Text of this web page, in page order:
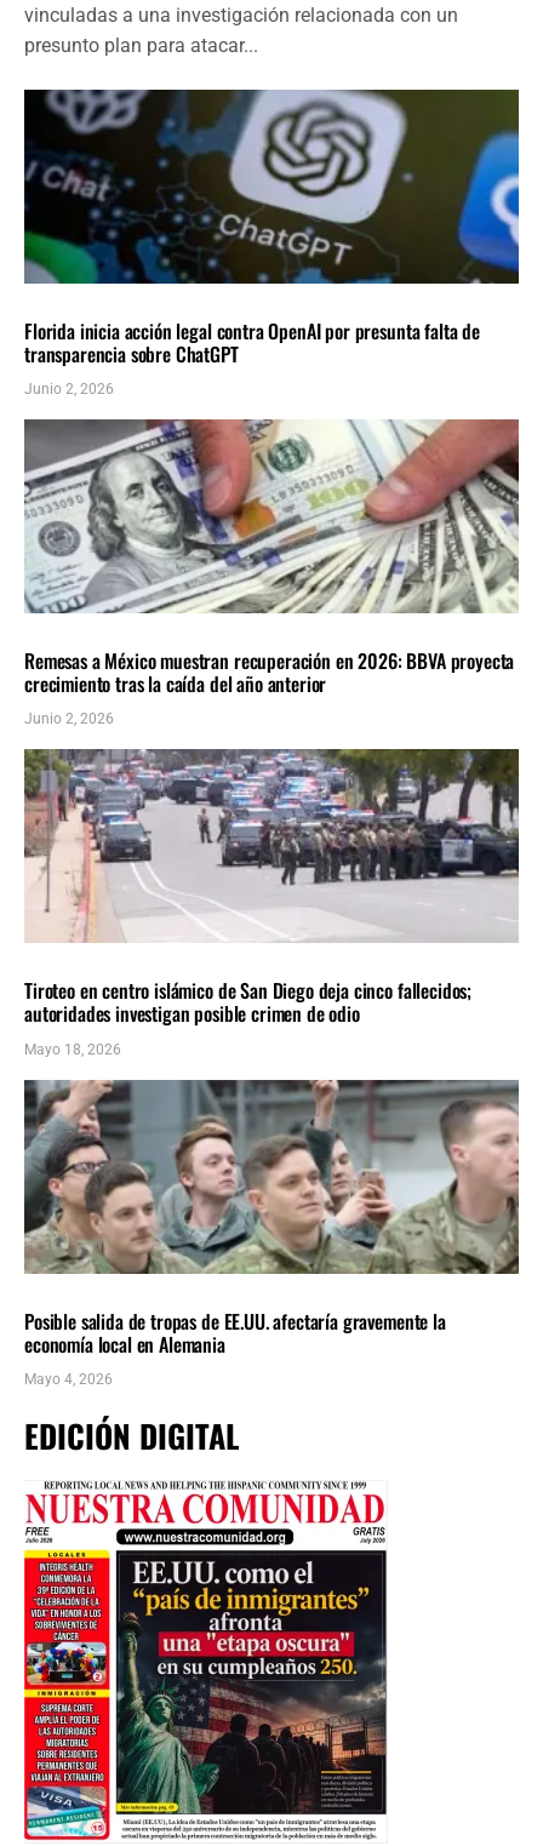
vinculadas a una investigación relacionada con un
presunto plan para atacar...
Florida inicia acción legal contra OpenAI por presunta falta de
transparencia sobre ChatGPT
Junio 2, 2026
Remesas a México muestran recuperación en 2026: BBVA proyecta
crecimiento tras la caída del año anterior
Junio 2, 2026
Tiroteo en centro islámico de San Diego deja cinco fallecidos;
autoridades investigan posible crimen de odio
Mayo 18, 2026
Posible salida de tropas de EE.UU. afectaría gravemente la
economía local en Alemania
Mayo 4, 2026
EDICIÓN DIGITAL